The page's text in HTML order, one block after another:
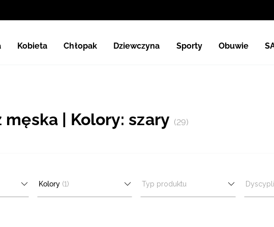
Kobieta Chłopak Dziewczyna Sporty Obuwie
| Kolory: szary (29)
Kolory (1) Typ produktu